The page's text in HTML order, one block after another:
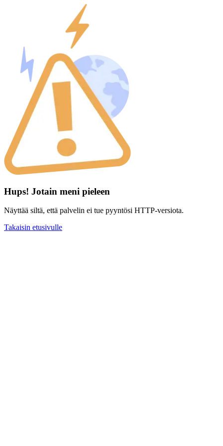
Hups! Jotain meni pieleen
Näyttää siltä, että palvelin ei tue pyyntösi HTTP-versiota.
Takaisin etusivulle